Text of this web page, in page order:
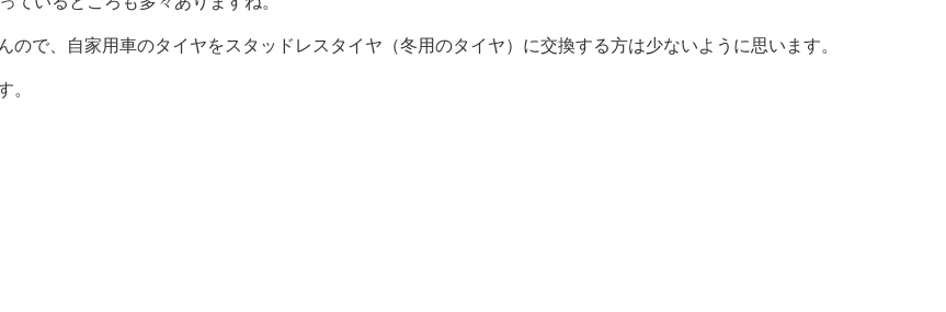
で、 自家用車のタイヤをスタッドレスタイヤ（冬用のタイヤ）に交換する方は少ないように思います。